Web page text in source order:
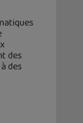
des
des